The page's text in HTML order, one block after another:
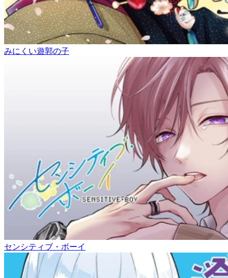
みにくい遊郭の子
センシティブ・ボーイ